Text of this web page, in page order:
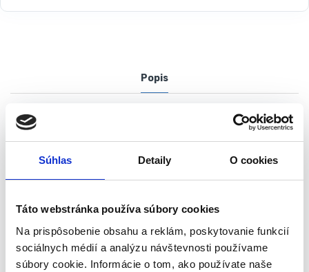
Súhlas Detaily O cookies
Táto webstránka používa súbory cookies
Na prispôsobenie obsahu a reklám, poskytovanie funkcií
sociálnych médií a analýzu návštevnosti používame
súbory cookie. Informácie o tom, ako používate naše
Popis
Okružná kotúčová píla 1200W
185x20mm GRAPHITE | 58G488
Okružná píla GRAPHITE 58G488 s 1200W motorom, ktorý
Maximálna hrúbka rezaného materiálu v pravom uhle je do
robí bez použitia nástrojov – pri nastavovaní parametrov
rezu pomáha špeciálna stupnica.